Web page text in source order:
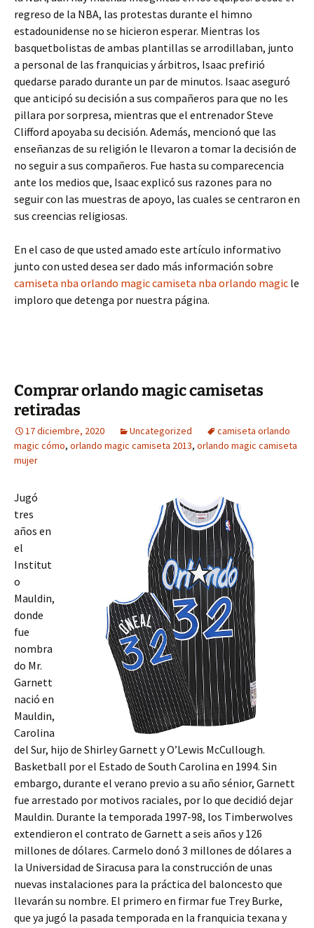
regreso de la NBA, las protestas durante el himno
estadounidense no se hicieron esperar. Mientras los
basquetbolistas de ambas plantillas se arrodillaban, junto
a personal de las franquicias y árbitros, Isaac prefirió
quedarse parado durante un par de minutos. Isaac aseguró
que anticipó su decisión a sus compañeros para que no les
pillara por sorpresa, mientras que el entrenador Steve
Clifford apoyaba su decisión. Además, mencionó que las
enseñanzas de su religión le llevaron a tomar la decisión de
no seguir a sus compañeros. Fue hasta su comparecencia
ante los medios que, Isaac explicó sus razones para no
seguir con las muestras de apoyo, las cuales se centraron en
sus creencias religiosas.
En el caso de que usted amado este artículo informativo
junto con usted desea ser dado más información sobre
camiseta nba orlando magiccamiseta nba orlando magic le
imploro que detenga por nuestra página.
Comprar orlando magic camisetas
retiradas
17 diciembre, 2020 Uncategorized
camiseta orlando
magic cómo, orlando magic camiseta 2013, orlando magic camiseta
mujer
Jugó
tres
años en
el
Institut
o
Mauldin,
donde
fue
nombra
do Mr.
Garnett
nació en
Mauldin,
Carolina
del Sur, hijo de Shirley Garnett y O’Lewis McCullough.
Basketball por el Estado de South Carolina en 1994. Sin
embargo, durante el verano previo a su año sénior, Garnett
fue arrestado por motivos raciales, por lo que decidió dejar
Mauldin. Durante la temporada 1997-98, los Timberwolves
extendieron el contrato de Garnett a seis años y 126
millones de dólares. Carmelo donó 3 millones de dólares a
la Universidad de Siracusa para la construcción de unas
nuevas instalaciones para la práctica del baloncesto que
llevarán su nombre. El primero en firmar fue Trey Burke,
que ya jugó la pasada temporada en la franquicia texana y